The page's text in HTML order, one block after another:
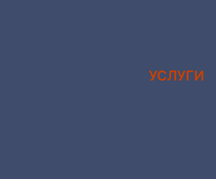
УСЛУГИ